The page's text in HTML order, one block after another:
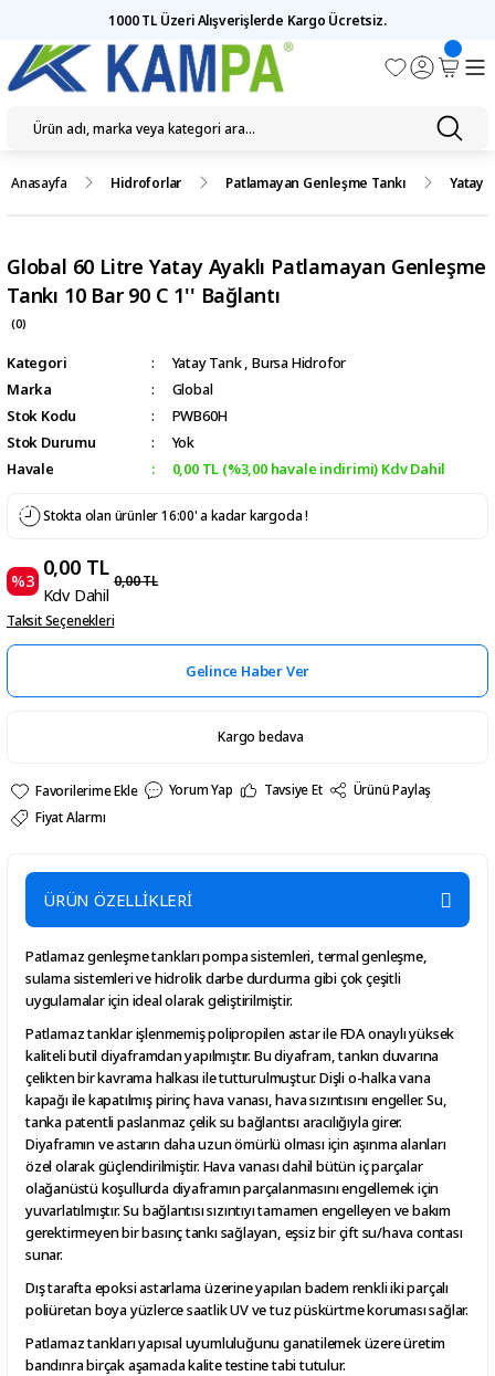
1000 TL Üzeri Alışverişlerde Kargo Ücretsiz.
Anasayfa Hidroforlar Patlamayan Genleşme Tankı Yatay
Global 60 Litre Yatay Ayaklı Patlamayan Genleşme
Tankı 10 Bar 90 C 1'' Bağlantı
(0)
Kategori Yatay Tank, Bursa Hidrofor
Marka
Global
Stok Kodu
PWB60H
Stok Durumu
Yok
Havale
0,00 TL (%3,00 havale indirimi) Kdv Dahil
Stokta olan ürünler 16:00' a kadar kargoda !
%3
0,00 TL
Kdv Dahil
0,00 TL
Taksit Seçenekleri
Gelince Haber Ver
Kargo bedava
Yorum Yap Tavsiye Et
Ürünü Paylaş
Fiyat Alarmı
ÜRÜN ÖZELLİKLERİ
Patlamaz genleşme tankları pompa sistemleri, termal genleşme,
sulama sistemleri ve hidrolik darbe durdurma gibi çok çeşitli
uygulamalar için ideal olarak geliştirilmiştir.
Patlamaz tanklar işlenmemiş polipropilen astar ile FDA onaylı yüksek
kaliteli butil diyaframdan yapılmıştır. Bu diyafram, tankın duvarına
çelikten bir kavrama halkası ile tutturulmuştur. Dişli o-halka vana
kapağı ile kapatılmış pirinç hava vanası, hava sızıntısını engeller. Su,
tanka patentli paslanmaz çelik su bağlantısı aracılığıyla girer.
Diyaframın ve astarın daha uzun ömürlü olması için aşınma alanları
özel olarak güçlendirilmiştir. Hava vanası dahil bütün iç parçalar
olağanüstü koşullurda diyaframın parçalanmasını engellemek için
yuvarlatılmıştır. Su bağlantısı sızıntıyı tamamen engelleyen ve bakım
gerektirmeyen bir basınç tankı sağlayan, eşsiz bir çift su/hava contası
sunar.
Dış tarafta epoksi astarlama üzerine yapılan badem renkli iki parçalı
poliüretan boya yüzlerce saatlik UV ve tuz püskürtme koruması sağlar.
Patlamaz tankları yapısal uyumluluğunu ganatilemek üzere üretim
bandınra birçak aşamada kalite testine tabi tutulur.